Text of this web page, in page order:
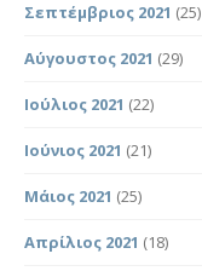
Σεπτέμβριος 2021 (25)
Αύγουστος 2021 (29)
Ιούλιος 2021 (22)
Ιούνιος 2021 (21)
Μάιος 2021 (25)
Απρίλιος 2021 (18)